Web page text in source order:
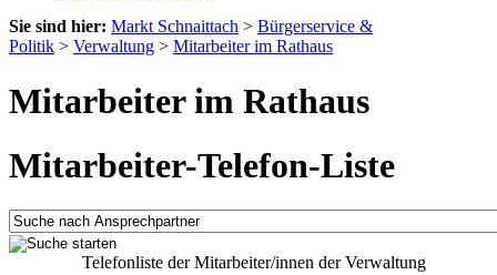
Sie sind hier: Markt Schnaittach > Bürgerservice &
Politik > Verwaltung > Mitarbeiter im Rathaus
Mitarbeiter im Rathaus
Mitarbeiter-Telefon-Liste
Telefonliste der Mitarbeiter/innen der Verwaltung